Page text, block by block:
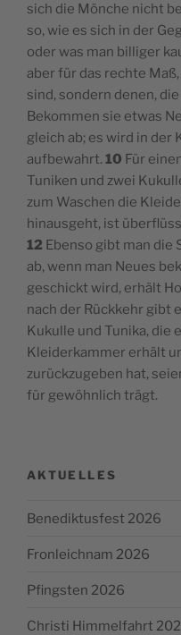
sich die Mönche nicht
so, wie es sich in der
oder was man billiger
aber für das rechte
sind, sondern denen,
Bekommen sie etwas
gleich ab; es wird in
aufbewahrt. 10 Für
Tuniken und zwei
zum Waschen die
hinausgeht, ist
12 Ebenso gibt man die
ab, wenn man Neues
geschickt wird, erhält
nach der Rückkehr gibt
Kukulle und Tunika, die
Kleiderkammer erhält
zurückzugeben hat,
für gewöhnlich trägt.
AKTUELLES
Benediktusfest 2026
Fronleichnam 2026
Pfingsten 2026
Christi Himmelfahrt